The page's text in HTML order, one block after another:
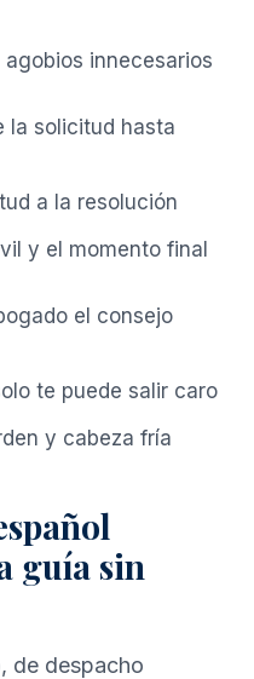
innecesarios
la solicitud hasta
a la resolución
y el momento final
el consejo
te puede salir caro
y cabeza fría
guía sin
de despacho